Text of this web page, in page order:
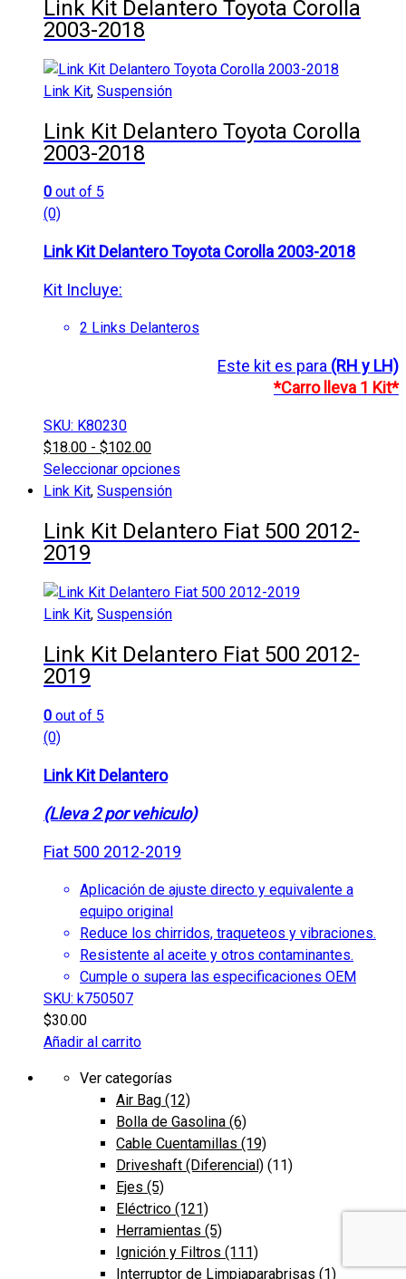
tiene
múltiples
Las
opciones
se
pueden
elegir
en
la
página
de
Link Kit Delantero Toyota Corolla
2003-2018
Link Kit, Suspensión
Link Kit Delantero Toyota Corolla
2003-2018
0 out of 5
(0)
Link Kit Delantero Toyota Corolla 2003-2018
Kit Incluye:
2 Links Delanteros
Este kit es para (RH y LH)
*Carro lleva 1 Kit*
SKU: K80230
$18.00 - $102.00
Seleccionar opciones
Este
tiene
múltiples
Las
opciones
se
pueden
elegir
en
la
página
de
Link Kit, Suspensión
Link Kit Delantero Fiat 500 2012-
2019
Link Kit, Suspensión
Link Kit Delantero Fiat 500 2012-
2019
0 out of 5
(0)
Link Kit Delantero
(Lleva 2 por vehiculo)
Fiat 500 2012-2019
Aplicación de ajuste directo y equivalente a
equipo original
Reduce los chirridos, traqueteos y vibraciones.
Resistente al aceite y otros contaminantes.
Cumple o supera las especificaciones OEM
SKU: k750507
$30.00
Añadir al carrito
Ver categorías
Air Bag (12)
Bolla de Gasolina (6)
Cable Cuentamillas (19)
Driveshaft (Diferencial) (11)
Ejes (5)
Eléctrico (121)
Herramientas (5)
Ignición y Filtros (111)
Interruptor de Limpiaparabrisas (1)